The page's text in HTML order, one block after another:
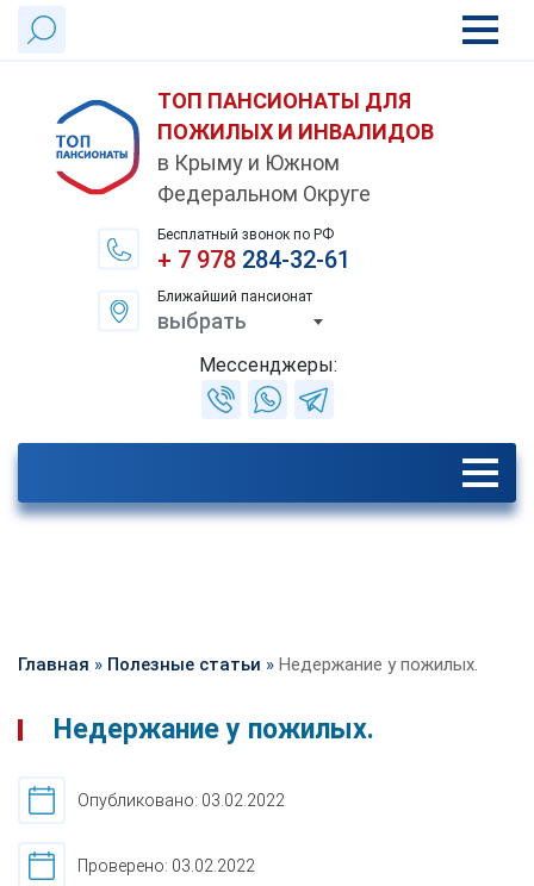
ТОП ПАНСИОНАТЫ ДЛЯ
ПОЖИЛЫХ И ИНВАЛИДОВ
в Крыму и Южном
Федеральном Округе
Бесплатный звонок по РФ
+ 7 978284-32-61
Ближайший пансионат
выбрать
Мессенджеры:
Главная » Полезные статьи » Недержание у пожилых.
Недержание у пожилых.
Опубликовано: 03.02.2022
Проверено: 03.02.2022